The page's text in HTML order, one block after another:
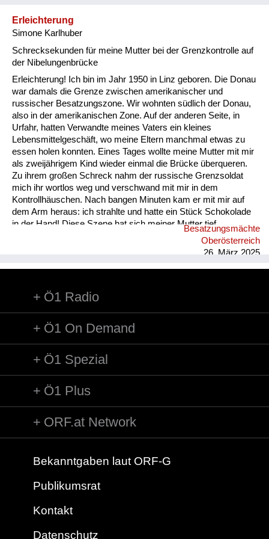
der jüngere Bruder meines Vaters, Rudolf, damals gut 15
Jahre alt. Die Brücke wurde zur Sprengung vorbereitet. Eini...
Erleichterung
Simone Karlhuber
Schrecksekunden für meine Mutter bei der Grenzkontrolle auf
der Nibelungenbrücke
Erleichterung! Ich bin im Jahr 1950 in Linz geboren. Die Donau
war damals die Grenze zwischen amerikanischer und
russischer Besatzungszone. Wir wohnten südlich der Donau,
also in der amerikanischen Zone. Auf der anderen Seite, in
Urfahr, hatten Verwandte meines Vaters ein kleines
Lebensmittelgeschäft, wo meine Eltern manchmal etwas zu
essen holen konnten. Eines Tages wollte meine Mutter mit mir
als zweijährigem Kind wieder einmal die Brücke überqueren.
Zu ihrem großen Schreck nahm der russische Grenzsoldat
mich ihr wortlos weg und verschwand mit mir in dem
Kontrollhäuschen. Nach bangen Minuten kam er mit mir auf
dem Arm heraus: ich strahlte und hatte ein Stück Schokolade
in der Hand! Diese Szene hat sich meiner Mutter tief
eingeprägt, sie hat sie mir öfters erzählt. Die Nibelungenbrücke
bildete bis 1955 die Grenze zwischen den beiden Zonen, bis
Besatzungsmächte
Oberösterreich
26. März 2025
Ö1 Radio
Ö1 On Demand
Ö1 Spezial
Ö1 Plus
ORF.at Network
Bekanntgaben laut ORF-G
Publikumsrat
Kontakt
Datenschutz